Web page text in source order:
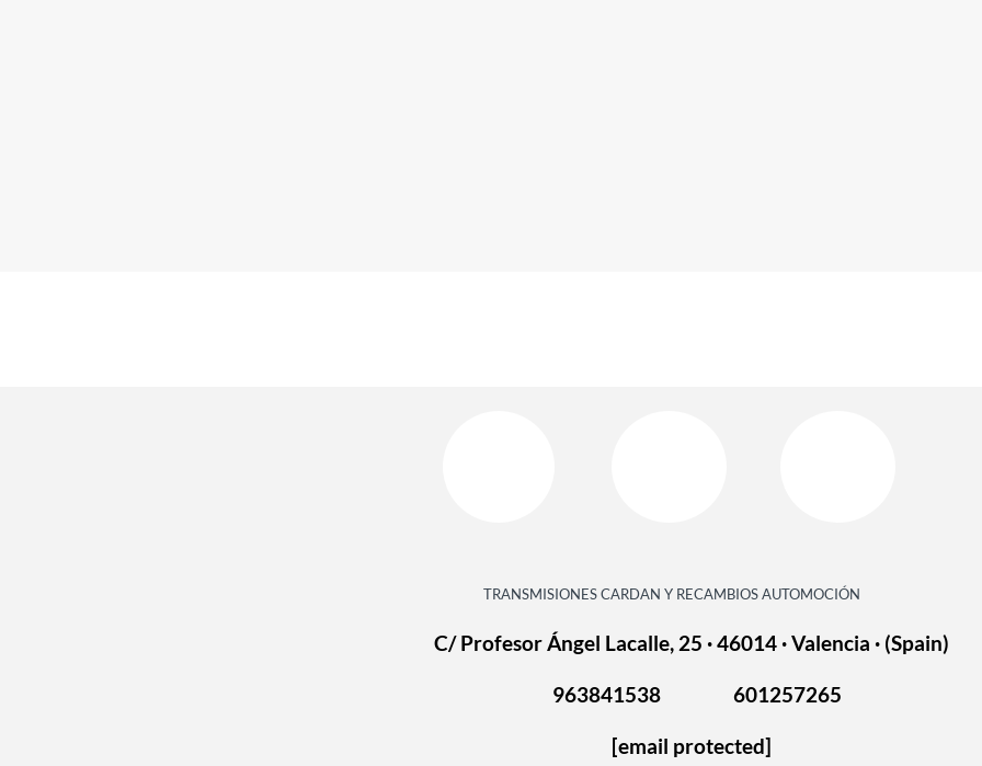
TRANSMISIONES CARDAN Y RECAMBIOS AUTOMOCIÓN
C/ Profesor Ángel Lacalle, 25 · 46014 · Valencia · (Spain)
963841538 601257265
[email protected]